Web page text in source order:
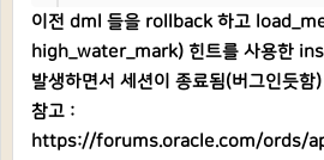
이전 dml 들을 rollback 하고
high_water_mark) 힌트를 사용한
발생하면서 세션이 종료됨(버그인듯함)
참고 :
https://forums.oracle.com/ords/